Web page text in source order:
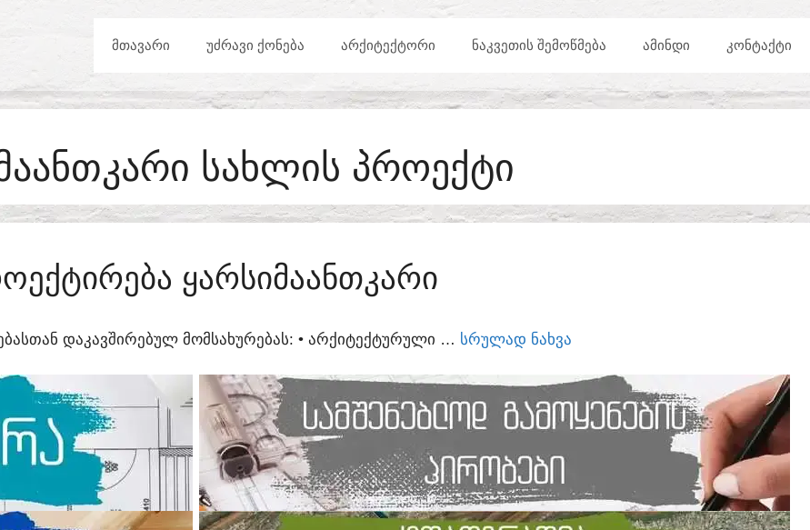
ᲛᲗᲐᲕᲐᲠᲘ ᲣᲫᲠᲐᲕᲘ ᲥᲝᲜᲔᲑᲐ ᲐᲠᲥᲘᲢᲔᲥᲢᲝᲠᲘ ᲜᲐᲙᲕᲔᲗᲘᲡ ᲨᲔᲛᲝᲬᲛᲔᲑᲐ ᲐᲛᲘᲜᲓᲘ ᲙᲝᲜᲢᲐᲥᲢᲘ
ᲡᲐᲮᲚᲘᲡ ᲞᲠᲝᲔᲥᲢᲘ
ᲧᲐᲠᲡᲘᲛᲐᲐᲜᲗᲙᲐᲠᲘ
ᲓᲐᲙᲐᲕᲨᲘᲠᲔᲑᲣᲚ ᲛᲝᲛᲡᲐᲮᲣᲠᲔᲑᲐᲡ:​ • ᲐᲠᲥᲘᲢᲔᲥᲢᲣᲠᲣᲚᲘ … ᲡᲠᲣᲚᲐᲓ ᲜᲐᲮᲕᲐ